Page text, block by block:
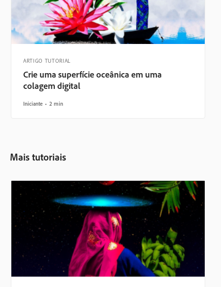
ARTIGO TUTORIAL
Crie uma superfície oceânica em uma
colagem digital
Iniciante 2 min
Mais tutoriais